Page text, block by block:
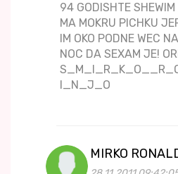
94 GODISHTE
MA MOKRU PICHKU
IM OKO PODNE WEC
NOC DA SEXAM JE!
I_N_J_O
MIRKO